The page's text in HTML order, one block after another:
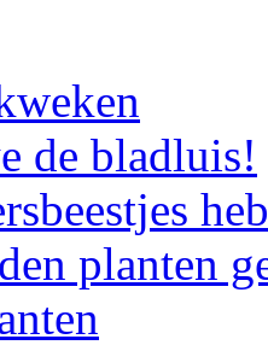
de bladluis!
planten